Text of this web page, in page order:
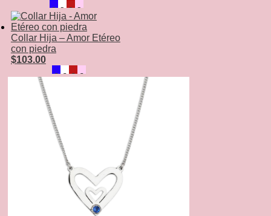
Collar Hija – Amor Etéreo
con piedra
$103.00